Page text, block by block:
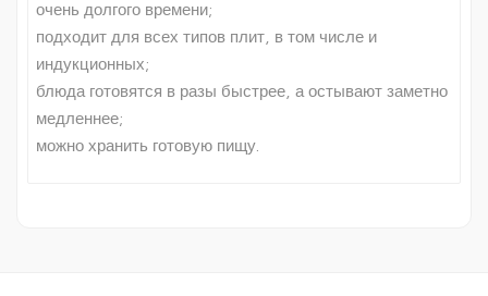
очень долгого времени;
подходит для всех типов плит, в том числе и
индукционных;
блюда готовятся в разы быстрее, а остывают заметно
медленнее;
можно хранить готовую пищу.